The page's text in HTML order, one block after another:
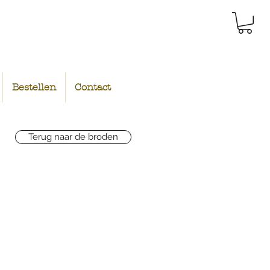
Bestellen Contact
Terug naar de broden